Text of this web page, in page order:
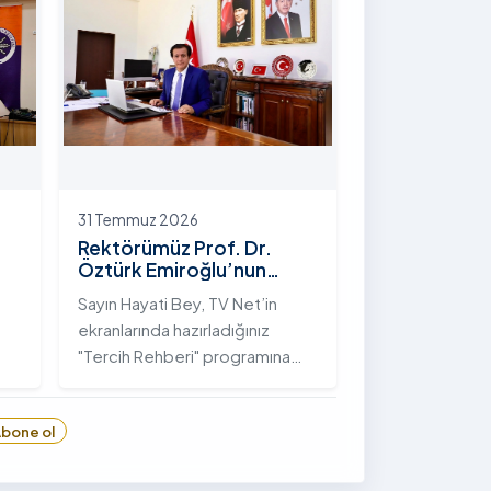
hayata geçirilen "İstifli Taş
Tahkimatı" projesi titizlikle
tamamlandı.
31 Temmuz 2026
Rektörümüz Prof. Dr.
Öztürk Emiroğlu’nun
"Tercih Rehberi"
Programındaki Röportajı
Sayın Hayati Bey, TV Net’in
ekranlarında hazırladığınız
"Tercih Rehberi" programına
ol